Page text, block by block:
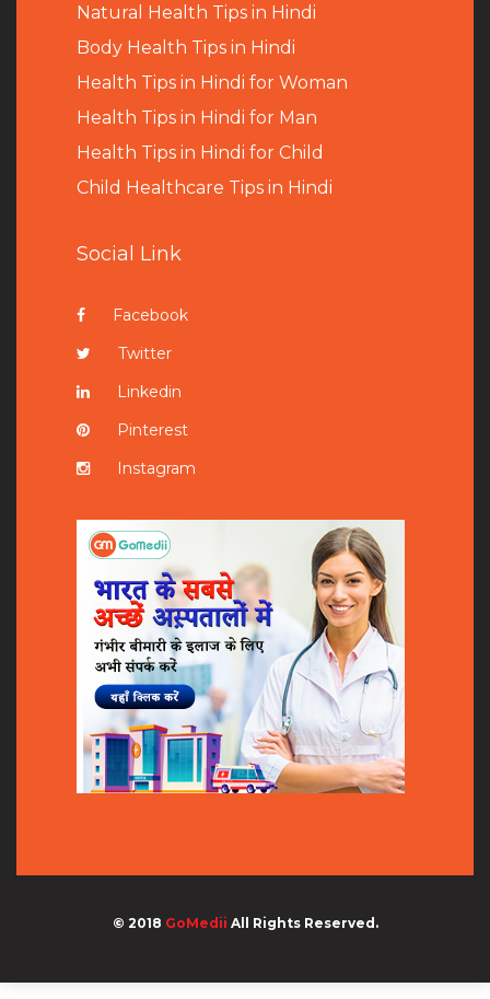
Natural Health Tips in Hindi
Body Health Tips in Hindi
Health Tips in Hindi for Woman
Health Tips in Hindi for Man
Health Tips in Hindi for Child
Child Healthcare Tips in Hindi
Social Link
Facebook
Twitter
Linkedin
Pinterest
Instagram
© 2018 GoMedii All Rights Reserved.